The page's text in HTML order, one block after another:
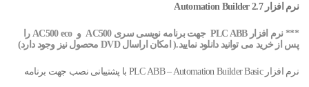
نرم افزار Automation Builder 2.7
*** نرم افزار PLC ABB جهت برنامه نویسی سری AC500 و AC500 eco را
پس از خرید می توانید دانلود نمایید.( امکان اراسال DVD محصول نیز وجود دارد)
نرم افزار PLC ABB – Automation Builder Basic با پشتیبانی نصب جهت برنامه